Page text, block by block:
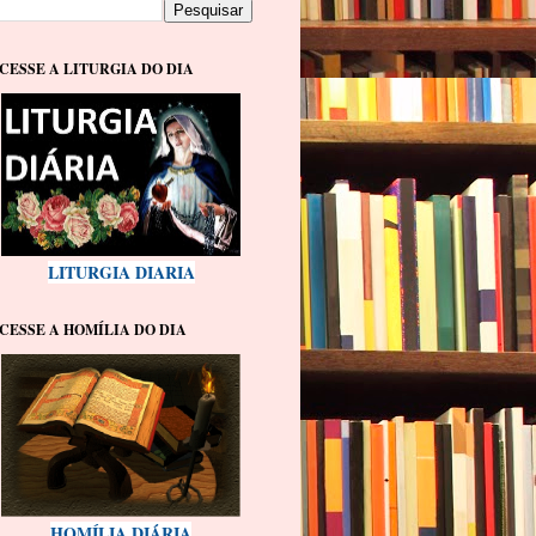
A LITURGIA DO DIA
LITURGIA DIARIA
A HOMÍLIA DO DIA